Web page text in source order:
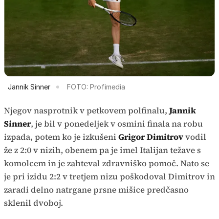
Jannik Sinner FOTO: Profimedia
Njegov nasprotnik v petkovem polfinalu, Jannik
Sinner, je bil v ponedeljek v osmini finala na robu
izpada, potem ko je izkušeni Grigor Dimitrovvodil
že z 2:0 v nizih, obenem pa je imel Italijan težave s
komolcem in je zahteval zdravniško pomoč. Nato se
je pri izidu 2:2 v tretjem nizu poškodoval Dimitrov in
zaradi delno natrgane prsne mišice predčasno
sklenil dvoboj.